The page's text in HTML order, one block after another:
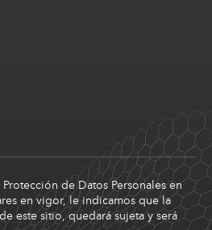
de Datos Personales en
en vigor, le indicamos que la
este sitio, quedará sujeta y será